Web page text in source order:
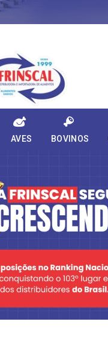
AVES BOVINOS